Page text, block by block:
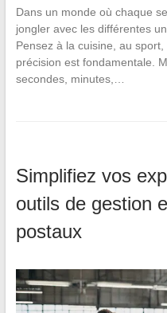
Dans un monde où chaque
jongler avec les différentes
Pensez à la cuisine, au
précision est fondamentale.
secondes, minutes,…
Simplifiez vos
outils de gestion
postaux